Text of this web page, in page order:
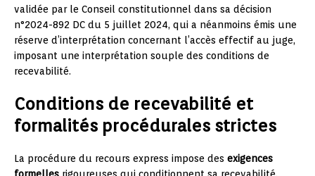
validée par le Conseil constitutionnel dans sa décision
n°2024-892 DC du 5 juillet 2024, qui a néanmoins émis une
réserve d’interprétation concernant l’accès effectif au juge,
imposant une interprétation souple des conditions de
recevabilité.
Conditions de recevabilité et
formalités procédurales strictes
La procédure du recours express impose des exigences
formelles rigoureuses qui conditionnent sa recevabilité.